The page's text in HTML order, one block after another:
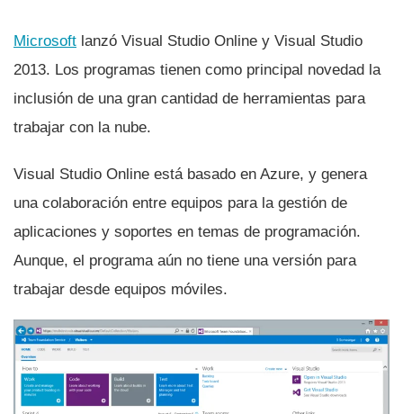
Microsoft lanzó Visual Studio Online y Visual Studio
2013. Los programas tienen como principal novedad la
inclusión de una gran cantidad de herramientas para
trabajar con la nube.
Visual Studio Online está basado en Azure, y genera
una colaboración entre equipos para la gestión de
aplicaciones y soportes en temas de programación.
Aunque, el programa aún no tiene una versión para
trabajar desde equipos móviles.